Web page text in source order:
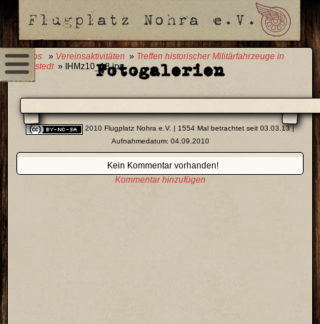
0 Fotos » Vereinsaktivitäten » Treffen historischer Militärfahrzeuge in
Zottelstedt» IHMz10_18.jpgFotogalerien
2010 Flugplatz Nohra e.V. | 1554 Mal betrachtet seit 03.03.13 |
Aufnahmedatum: 04.09.2010
Kein Kommentar vorhanden!
Kommentar hinzufügen